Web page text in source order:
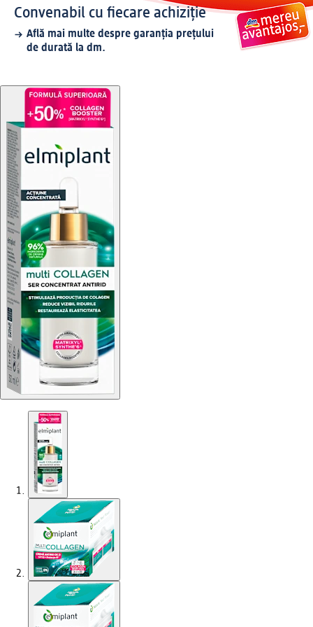
Convenabil cu fiecare achiziție
Află mai multe despre garanția prețului
de durată la dm.